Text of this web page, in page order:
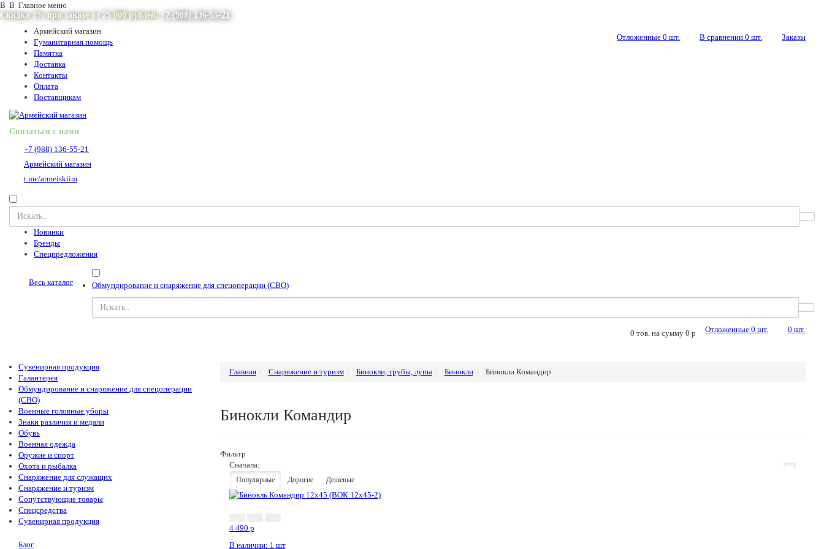
В В Главное меню
Скидка 3% при заказе от 25 000 рублей. +7 (988) 136-55-21
Армейский магазин
Гуманитарная помощь
Памятка
Доставка
Контакты
Оплата
Поставщикам
Отложенные 0 шт. В сравнении 0 шт. Заказы
Связаться с нами
+7 (988) 136-55-21
Армейский магазин
t.me/armeiskiim
Новинки
Бренды
Спецпредложения
Весь каталог Обмундирование и снаряжение для спецоперации (СВО)
Отложенные 0 шт. 0 шт.
0 тов. на сумму 0 p
Сувенирная продукция
Галантерея
Обмундирование и снаряжение для спецоперации
(СВО)
Военные головные уборы
Знаки различия и медали
Обувь
Военная одежда
Оружие и спорт
Охота и рыбалка
Снаряжение для служащих
Снаряжение и туризм
Сопутствующие товары
Спецсредства
Сувенирная продукция
Блог
Главная Снаряжение и туризм Бинокли, трубы, лупы Бинокли Бинокли Командир
Бинокли Командир
Фильтр
Сначала:
Популярные Дорогие Дешевые
4 490 p
В наличии: 1 шт